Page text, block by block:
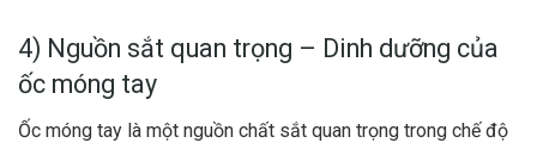
4) Nguồn sắt quan trọng – Dinh dưỡng của
ốc móng tay
Ốc móng tay là một nguồn chất sắt quan trọng trong chế độ